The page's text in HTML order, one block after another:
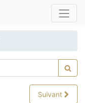
Suivant